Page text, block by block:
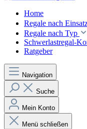
Home
Regale nach
Regale nach Typ
Schwerlastregal-
Ratgeber
Navigation
Suche
Mein Konto
Menü schließen